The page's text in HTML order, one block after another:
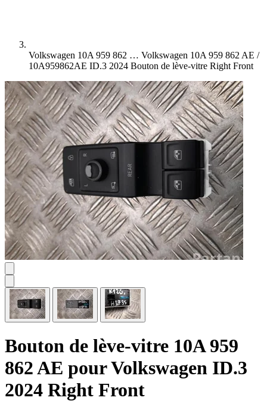
Volkswagen 10A 959 862 … Volkswagen 10A 959 862 AE /
10A959862AE ID.3 2024 Bouton de lève-vitre Right Front
Bouton de lève-vitre 10A 959
862 AE pour Volkswagen ID.3
2024 Right Front